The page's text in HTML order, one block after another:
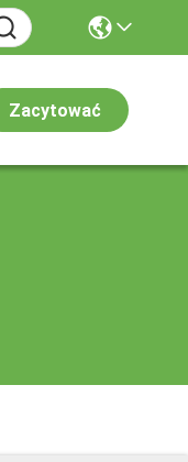
Zacytować